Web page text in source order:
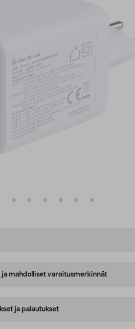
ja mahdolliset varoitusmerkinnät
ja palautukset